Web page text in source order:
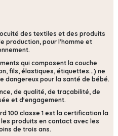
des textiles et des produits
production, pour l'homme et
qui composent la couche
fils, élastiques, étiquettes...) ne
dangereux pour la santé de bébé.
de qualité, de traçabilité, de
et d'engagement.
100 classe 1 est la certification la
produits en contact avec les
de trois ans.